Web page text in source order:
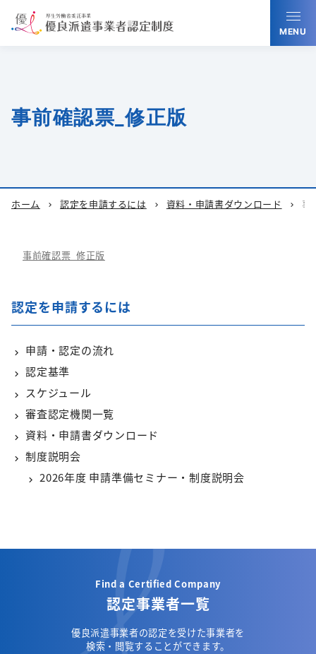
MENU
事前確認票_修正版
ホーム chevron_right 認定を申請するには chevron_right 資料・申請書ダウンロード chevron_right 事
事前確認票_修正版
認定を申請するには
申請・認定の流れ
認定基準
スケジュール
審査認定機関一覧
資料・申請書ダウンロード
制度説明会
2026年度 申請準備セミナー・制度説明会
Find a Certified Company
認定事業者一覧
優良派遣事業者の認定を受けた事業者を
検索・閲覧することができます。